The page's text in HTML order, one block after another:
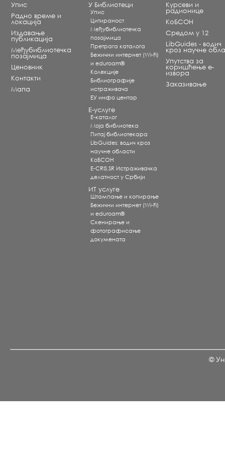
Упис
Радно време и
локација
Издавање
публикација
Међубиблиотечка
позајмица
Ценовник
Контакти
Мапа
У Библиотеци
Упис
Цитираност
Међубиблиотечка
позајмица
Претрага каталога
Бежични интернет (Wi-Fi)
и eduroam®
Koлекције
Библиографије
истраживача
ЕУ инфо центар
Е-услуге
Е-каталог
Моја библиотека
Питај библиотекара
LibGuides: водич кроз
научне области
КоБСОН
E-CRIS.SR Истраживачка
делатност у Србији
ИТ услуге
Штампање и копирање
Бежични интернет (Wi-Fi)
и eduroam®
Скенирање и
фотографисање
докумената
Курсеви и
радионице
КоБСОН
Средом у 12
LibGuides - водич
кроз научне
Упутства за
коришћење е-
извора
Заказивање
©